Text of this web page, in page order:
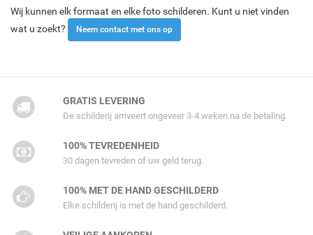
Wij kunnen elk formaat en elke foto schilderen. Kunt u niet vinden
wat u zoekt?
Neem contact met ons op
GRATIS LEVERING
De schilderij arriveert ongeveer 3-4 weken na de betaling.
100% TEVREDENHEID
30 dagen tevreden of uw geld terug.
100% MET DE HAND GESCHILDERD
Elke schilderij is met de hand geschilderd.